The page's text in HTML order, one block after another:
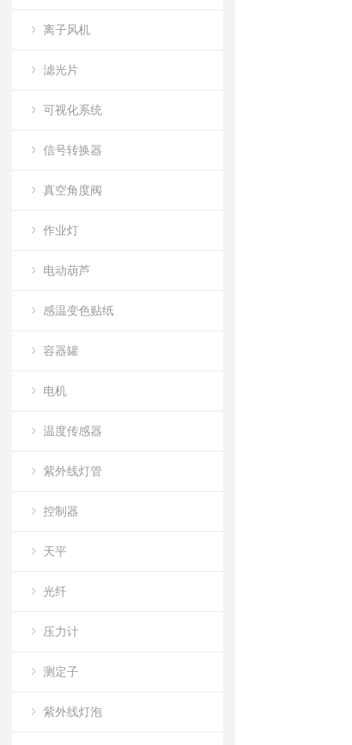
离子风机
滤光片
可视化系统
信号转换器
真空角度阀
作业灯
电动葫芦
感温变色贴纸
容器罐
电机
温度传感器
紫外线灯管
控制器
天平
光纤
压力计
测定子
紫外线灯泡